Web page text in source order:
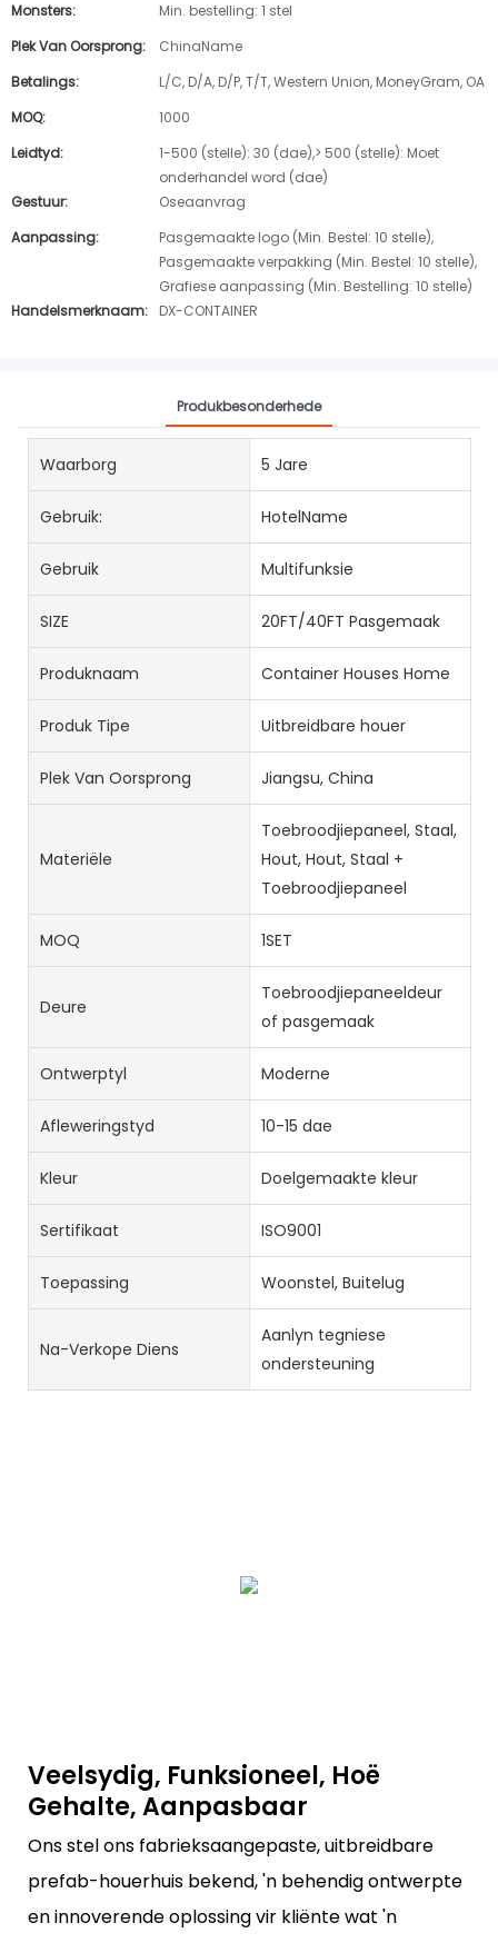
Monsters:
Min. bestelling: 1 stel
Plek Van Oorsprong:
ChinaName
Betalings:
L/C, D/A, D/P, T/T, Western Union, MoneyGram, OA
MOQ:
1000
Leidtyd:
1-500 (stelle): 30 (dae),> 500 (stelle): Moet
onderhandel word (dae)
Gestuur:
Oseaanvrag
Aanpassing:
Pasgemaakte logo (Min. Bestel: 10 stelle),
Pasgemaakte verpakking (Min. Bestel: 10 stelle),
Grafiese aanpassing (Min. Bestelling: 10 stelle)
Handelsmerknaam:
DX-CONTAINER
Produkbesonderhede
Waarborg 5 Jare
Gebruik: HotelName
Gebruik Multifunksie
SIZE 20FT/40FT Pasgemaak
Produknaam Container Houses Home
Produk Tipe Uitbreidbare houer
Plek Van Oorsprong Jiangsu, China
Materiële
Toebroodjiepaneel, Staal,
Hout, Hout, Staal +
Toebroodjiepaneel
MOQ 1SET
Deure
Toebroodjiepaneeldeur
of pasgemaak
Ontwerptyl Moderne
Afleweringstyd 10-15 dae
Kleur Doelgemaakte kleur
Sertifikaat ISO9001
Toepassing Woonstel, Buitelug
Na-Verkope Diens
Aanlyn tegniese
ondersteuning
Veelsydig, Funksioneel, Hoë
Gehalte, Aanpasbaar
Ons stel ons fabrieksaangepaste, uitbreidbare
prefab-houerhuis bekend, 'n behendig ontwerpte
en innoverende oplossing vir kliënte wat 'n